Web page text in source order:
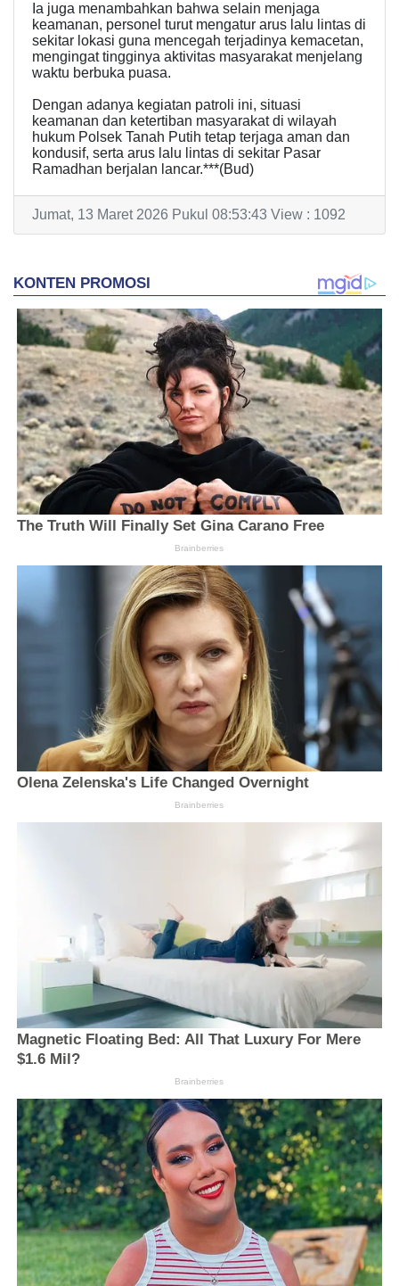
Ia juga menambahkan bahwa selain menjaga
keamanan, personel turut mengatur arus lalu lintas di
sekitar lokasi guna mencegah terjadinya kemacetan,
mengingat tingginya aktivitas masyarakat menjelang
waktu berbuka puasa.
Dengan adanya kegiatan patroli ini, situasi
keamanan dan ketertiban masyarakat di wilayah
hukum Polsek Tanah Putih tetap terjaga aman dan
kondusif, serta arus lalu lintas di sekitar Pasar
Ramadhan berjalan lancar.***(Bud)
Jumat, 13 Maret 2026 Pukul 08:53:43 View : 1092